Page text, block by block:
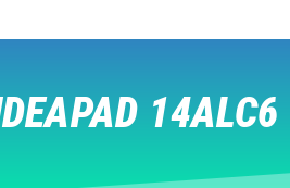
14ALC6